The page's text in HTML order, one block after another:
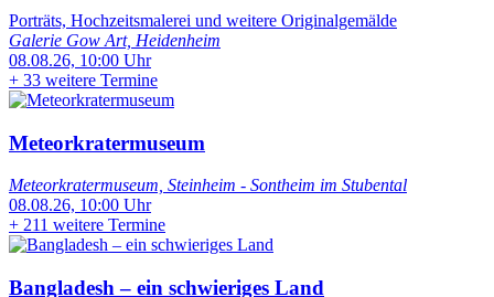
Porträts, Hochzeitsmalerei und weitere Originalgemälde
Galerie Gow Art, Heidenheim
08.08.26, 10:00 Uhr
+ 33 weitere Termine
Meteorkratermuseum
Meteorkratermuseum, Steinheim - Sontheim im Stubental
08.08.26, 10:00 Uhr
+ 211 weitere Termine
Bangladesh – ein schwieriges Land